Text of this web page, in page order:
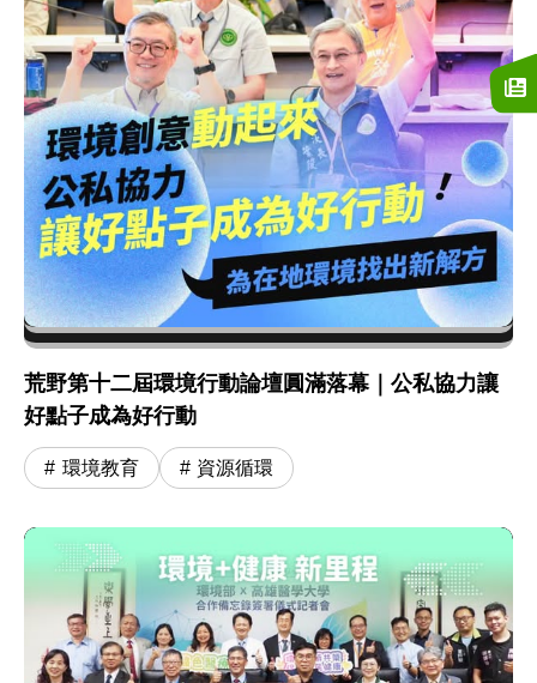
荒野第十二屆環境行動論壇圓滿落幕｜公私協力讓
好點子成為好行動
環境教育 資源循環